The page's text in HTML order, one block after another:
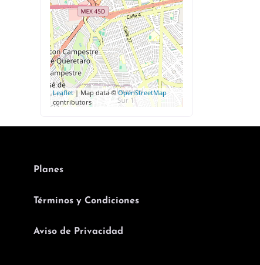
Leaflet| Map data ©OpenStreetMap
contributors
Planes
Términos y Condiciones
Aviso de Privacidad